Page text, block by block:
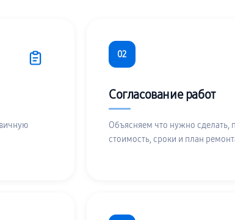
02
Согласование работ
Объясняем что нужно сделать,
стоимость, сроки и план